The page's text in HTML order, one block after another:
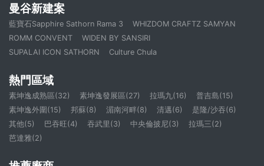
曼谷新建案
藍寶石Sapphire Sathorn Rama 3
WHIZDOM CRAFTZ SAMYAN
ROMM CONVENT
WIDEN BY SANSIRI
SUPALAI ICON SATHORN
Culture Chula
熱門區域
素坤逸成熟區(32) 素坤逸發展區(27) 拉瑪九(16)
普吉島(15)
素坤逸外圍(15)
邦蘇(8) 湄南河畔(8) 清邁(6)
是隆/沙吞(6)
其他(5)
巴吞旺(4) 吞武里(3) 中央倫披尼(3)
拉瑪三(2)
芭達雅(2)